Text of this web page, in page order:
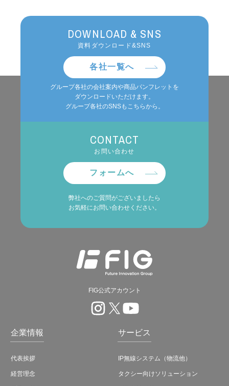
DOWNLOAD & SNS
資料ダウンロード&SNS
各社一覧へ
グループ各社の会社案内や商品パンフレットを
ダウンロードいただけます。
グループ各社のSNSもこちらから。
CONTACT
お問い合わせ
フォームへ
弊社へのご質問がございましたら
お気軽にお問い合わせください。
FIG公式アカウント
企業情報
代表挨拶
経営理念
サービス
IP無線システム（物流他）
タクシー向けソリューション